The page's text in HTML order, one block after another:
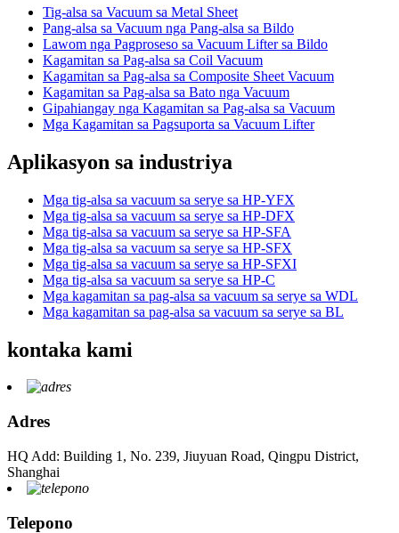
Tig-alsa sa Vacuum sa Metal Sheet
Pang-alsa sa Vacuum nga Pang-alsa sa Bildo
Lawom nga Pagproseso sa Vacuum Lifter sa Bildo
Kagamitan sa Pag-alsa sa Coil Vacuum
Kagamitan sa Pag-alsa sa Composite Sheet Vacuum
Kagamitan sa Pag-alsa sa Bato nga Vacuum
Gipahiangay nga Kagamitan sa Pag-alsa sa Vacuum
Mga Kagamitan sa Pagsuporta sa Vacuum Lifter
Aplikasyon sa industriya
Mga tig-alsa sa vacuum sa serye sa HP-YFX
Mga tig-alsa sa vacuum sa serye sa HP-DFX
Mga tig-alsa sa vacuum sa serye sa HP-SFA
Mga tig-alsa sa vacuum sa serye sa HP-SFX
Mga tig-alsa sa vacuum sa serye sa HP-SFXI
Mga tig-alsa sa vacuum sa serye sa HP-C
Mga kagamitan sa pag-alsa sa vacuum sa serye sa WDL
Mga kagamitan sa pag-alsa sa vacuum sa serye sa BL
kontaka kami
Adres
HQ Add: Building 1, No. 239, Jiuyuan Road, Qingpu District,
Shanghai
Telepono